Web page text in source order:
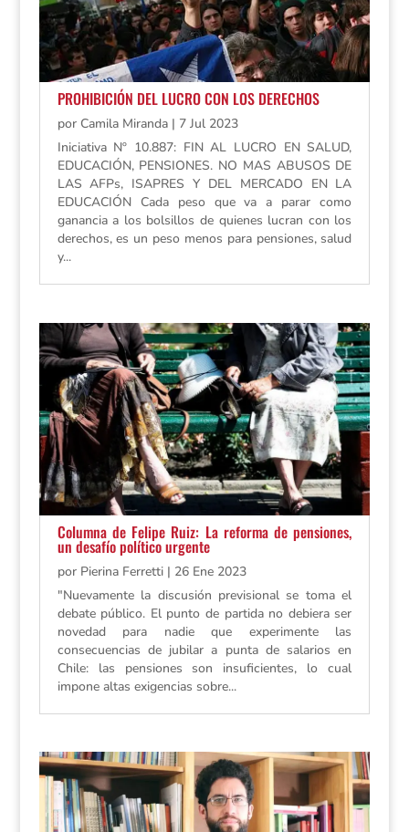
PROHIBICIÓN DEL LUCRO CON LOS DERECHOS
por Camila Miranda| 7 Jul 2023
Iniciativa Nº 10.887: FIN AL LUCRO EN SALUD,
EDUCACIÓN, PENSIONES. NO MAS ABUSOS DE
LAS AFPs, ISAPRES Y DEL MERCADO EN LA
EDUCACIÓN Cada peso que va a parar como
ganancia a los bolsillos de quienes lucran con los
derechos, es un peso menos para pensiones, salud
y...
Columna de Felipe Ruiz: La reforma de pensiones,
un desafío político urgente
por Pierina Ferretti| 26 Ene 2023
"Nuevamente la discusión previsional se toma el
debate público. El punto de partida no debiera ser
novedad para nadie que experimente las
consecuencias de jubilar a punta de salarios en
Chile: las pensiones son insuficientes, lo cual
impone altas exigencias sobre...